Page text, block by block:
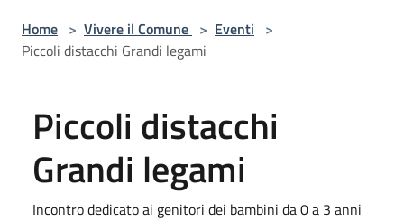
Home > Vivere il Comune > Eventi >
Piccoli distacchi Grandi legami
Piccoli distacchi
Grandi legami
Incontro dedicato ai genitori dei bambini da 0 a 3 anni